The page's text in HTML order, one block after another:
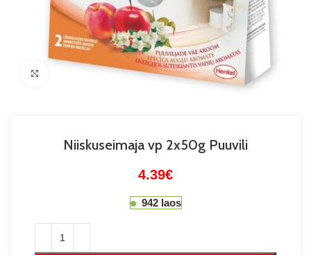
Niiskuseimaja vp 2x50g Puuvili
4.39€
942 laos